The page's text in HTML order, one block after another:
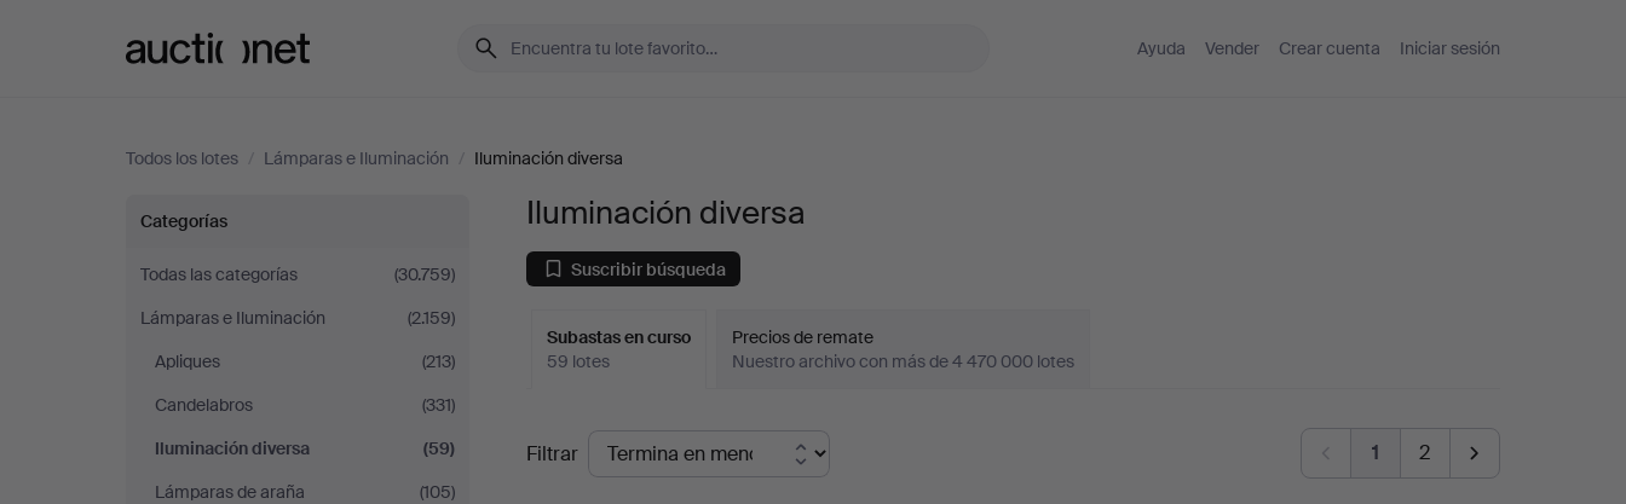
Ayuda Vender Crear cuenta Iniciar sesión
Todos los lotes / Lámparas e Iluminación / Iluminación diversa
Iluminación
diversa
Categorías
Todas las categorías
(30.759)
Lámparas e Iluminación
(2.159)
Apliques
(213)
Candelabros
(331)
Iluminación diversa
(59)
Lámparas de araña
(105)
Iluminación diversa
Suscribir búsqueda
Subastas en curso
59 lotes
Precios de remate
Nuestro archivo con más de 4 470 000 lotes
Subastas
en
Filtrar 1 2